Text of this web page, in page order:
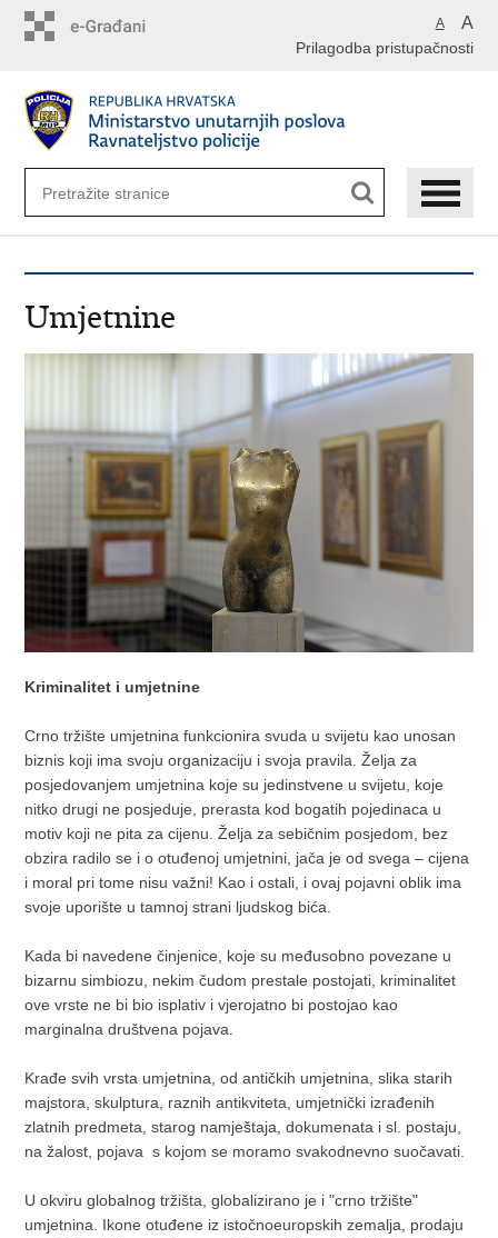
A A
Prilagodba pristupačnosti
Umjetnine
Kriminalitet i umjetnine
Crno tržište umjetnina funkcionira svuda u svijetu kao unosan
biznis koji ima svoju organizaciju i svoja pravila. Želja za
posjedovanjem umjetnina koje su jedinstvene u svijetu, koje
nitko drugi ne posjeduje, prerasta kod bogatih pojedinaca u
motiv koji ne pita za cijenu. Želja za sebičnim posjedom, bez
obzira radilo se i o otuđenoj umjetnini, jača je od svega – cijena
i moral pri tome nisu važni! Kao i ostali, i ovaj pojavni oblik ima
svoje uporište u tamnoj strani ljudskog bića.
Kada bi navedene činjenice, koje su međusobno povezane u
bizarnu simbiozu, nekim čudom prestale postojati, kriminalitet
ove vrste ne bi bio isplativ i vjerojatno bi postojao kao
marginalna društvena pojava.
Krađe svih vrsta umjetnina, od antičkih umjetnina, slika starih
majstora, skulptura, raznih antikviteta, umjetnički izrađenih
zlatnih predmeta, starog namještaja, dokumenata i sl. postaju,
na žalost, pojava s kojom se moramo svakodnevno suočavati.
U okviru globalnog tržišta, globalizirano je i "crno tržište"
umjetnina. Ikone otuđene iz istočnoeuropskih zemalja, prodaju